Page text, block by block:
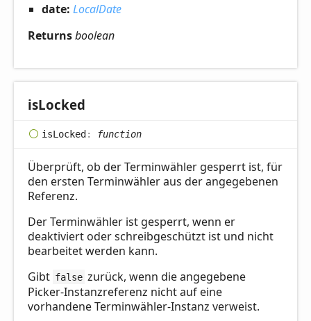
date: LocalDate
Returnsboolean
isLocked
isLocked: function
Überprüft, ob der Terminwähler gesperrt ist, für
den ersten Terminwähler aus der angegebenen
Referenz.
Der Terminwähler ist gesperrt, wenn er
deaktiviert oder schreibgeschützt ist und nicht
bearbeitet werden kann.
Gibt false zurück, wenn die angegebene
Picker-Instanzreferenz nicht auf eine
vorhandene Terminwähler-Instanz verweist.